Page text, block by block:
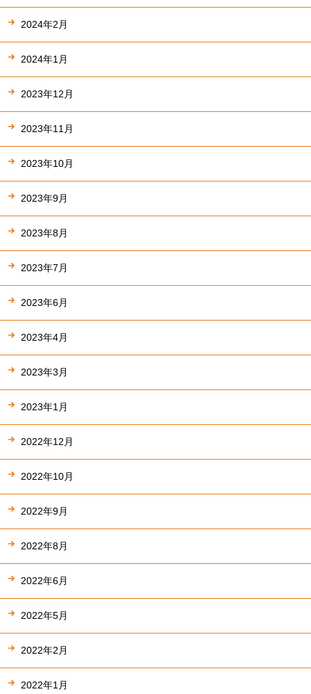
2024年2月
2024年1月
2023年12月
2023年11月
2023年10月
2023年9月
2023年8月
2023年7月
2023年6月
2023年4月
2023年3月
2023年1月
2022年12月
2022年10月
2022年9月
2022年8月
2022年6月
2022年5月
2022年2月
2022年1月